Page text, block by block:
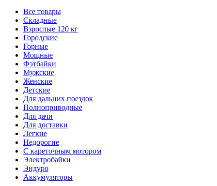
Все товары
Складные
Взрослые 120 кг
Городские
Горные
Мощные
Фэтбайки
Мужские
Женские
Детские
Для дальних поездок
Полноприводные
Для дачи
Для доставки
Легкие
Недорогие
С кареточным мотором
Электробайки
Эндуро
Аккумуляторы